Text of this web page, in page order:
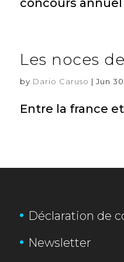
concours annuel
Les noces
by Dario Caruso |Jun
Entre la france
Déclaration de
Newsletter